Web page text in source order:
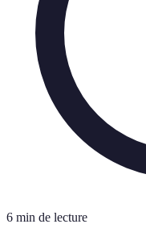
6 min de lecture